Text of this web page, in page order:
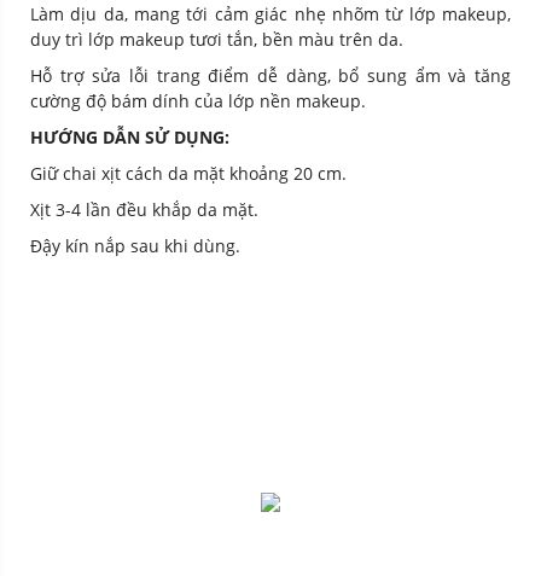
Làm dịu da, mang tới cảm giác nhẹ nhõm từ lớp makeup,
duy trì lớp makeup tươi tắn, bền màu trên da.
Hỗ trợ sửa lỗi trang điểm dễ dàng, bổ sung ẩm và tăng
cường độ bám dính của lớp nền makeup.
HƯỚNG DẪN SỬ DỤNG:
Giữ chai xịt cách da mặt khoảng 20 cm.
Xịt 3-4 lần đều khắp da mặt.
Đậy kín nắp sau khi dùng.